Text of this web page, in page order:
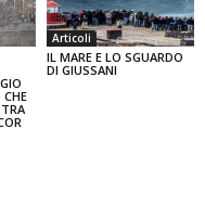
Articoli
IL MARE E LO SGUARDO
DI GIUSSANI